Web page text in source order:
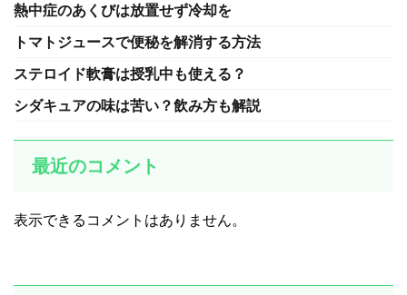
熱中症のあくびは放置せず冷却を
トマトジュースで便秘を解消する方法
ステロイド軟膏は授乳中も使える？
シダキュアの味は苦い？飲み方も解説
最近のコメント
表示できるコメントはありません。